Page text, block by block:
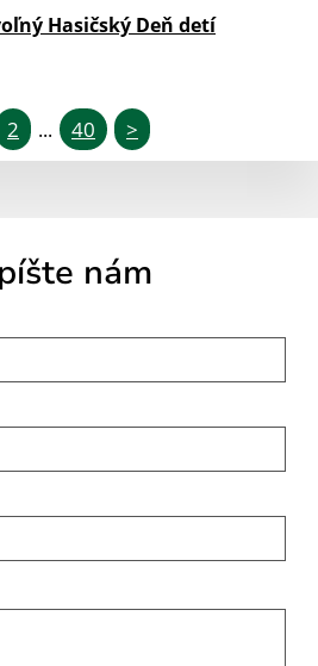
Hasičský Deň detí
2 ... 40 >
nám